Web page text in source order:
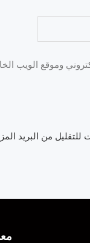
وموقع الويب
من البريد